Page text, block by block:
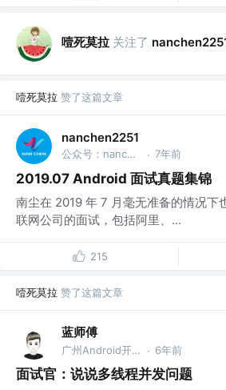
噎死莫拉 关注了
噎死莫拉 赞了这篇文章
nanchen2251
公众号：nanchen @ByteDance, Inc. · 7年前
2019.07 Android 面试真题集锦
南尘在 2019 年 7 月毫无准备的情况下
联网公司的面试，包括阿里、...
215
噎死莫拉 赞了这篇文章
蓝师傅
广州Android开发 @TT · 6年前
面试官：说说多线程并发问题